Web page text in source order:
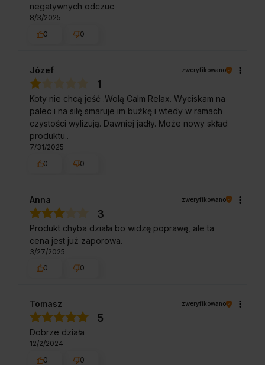
negatywnych odczuc
8/3/2025
0
0
Józef zweryfikowano
1
Koty nie chcą jeść .Wolą Calm Relax. Wyciskam na
palec i na siłę smaruje im bużkę i wtedy w ramach
czystości wylizują. Dawniej jadły. Może nowy skład
produktu..
7/31/2025
0
0
Anna zweryfikowano
3
Produkt chyba działa bo widzę poprawę, ale ta
cena jest już zaporowa.
3/27/2025
0
0
Tomasz zweryfikowano
5
Dobrze działa
12/2/2024
0
0